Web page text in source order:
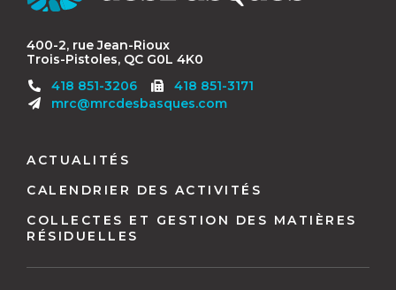
400-2, rue Jean-Rioux
Trois-Pistoles, QC G0L 4K0
418 851-3206
Télécopieur
:
418 851-3171
mrc@mrcdesbasques.com
pied
de
page
ACTUALITÉS
CALENDRIER DES ACTIVITÉS
COLLECTES ET GESTION DES MATIÈRES
RÉSIDUELLES